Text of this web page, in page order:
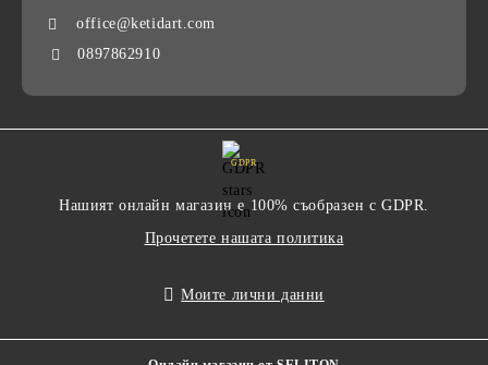
office@ketidart.com
0897862910
GDPR
Нашият онлайн магазин е 100% съобразен с GDPR.
Прочетете нашата политика
Моите лични данни